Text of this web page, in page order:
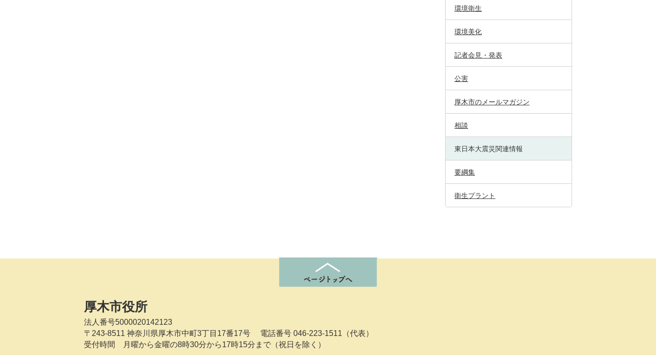
環境衛生
環境美化
記者会見・発表
公害
厚木市のメールマガジン
相談
東日本大震災関連情報
要綱集
衛生プラント
厚木市役所
法人番号5000020142123
〒243-8511 神奈川県厚木市中町3丁目17番17号
電話番号 046-223-1511（代表）
受付時間 月曜から金曜の8時30分から17時15分まで（祝日を除く）